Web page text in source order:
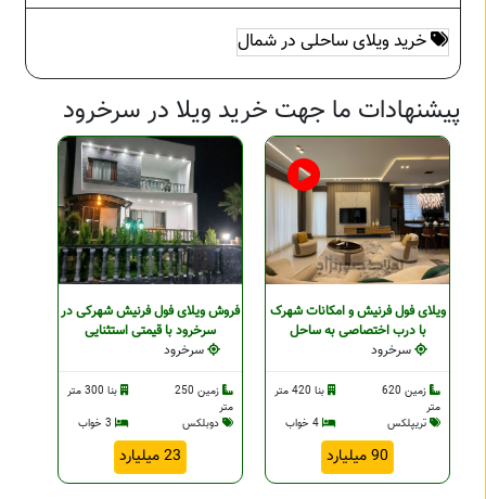
خرید ویلای ساحلی در شمال
پیشنهادات ما جهت خرید ویلا در سرخرود
ویلای فول فرنیش و امکانات شهرک
با درب اختصاصی به ساحل
سرخرود
زمین 620
متر
بنا 420 متر
تریپلکس
4 خواب
90 میلیارد
فروش ویلای فول فرنیش شهرکی در
سرخرود با قیمتی استثنایی
سرخرود
زمین 250
متر
بنا 300 متر
دوبلکس
23 میلیارد